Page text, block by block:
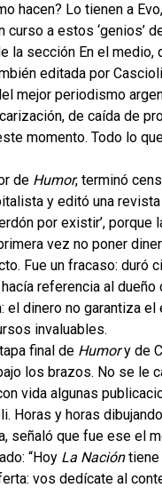
hacen? Lo tienen a
a estos ‘genios’
la sección En el
editada por
mejor periodismo
de caída de
momento. Todo lo
de Humor, terminó
y editó una
por existir’,
vez no poner
Fue un fracaso: duró
referencia al dueño
el dinero no garantiza
invaluables.
final de Humory de
los brazos. No se le
vida algunas
Horas y horas dibujando
señaló que fue ese el
“Hoy La Nacióntiene
vos dedícate al